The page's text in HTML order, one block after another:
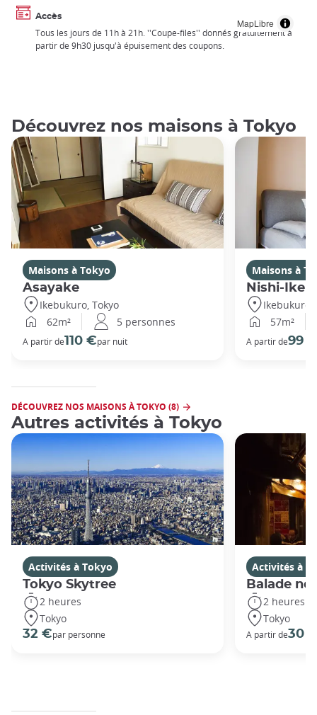
MapLibre
Accès
Tous les jours de 11h à 21h. ''Coupe-files'' donnés gratuitement à
partir de 9h30 jusqu'à épuisement des coupons.
Découvrez nos maisons à Tokyo
Maisons à Tokyo
Asayake
Ikebukuro, Tokyo
62m²
5 personnes
A partir de110 €par nuit
Maisons à
Nishi-
Ikebukuro,
57m²
A partir de99 €
DÉCOUVREZ NOS MAISONS À TOKYO (8)
Autres activités à Tokyo
Activités à Tokyo
Tokyo Skytree
2 heures
Tokyo
32 €par personne
Activités à
Balade
2 heures
Tokyo
A partir de30